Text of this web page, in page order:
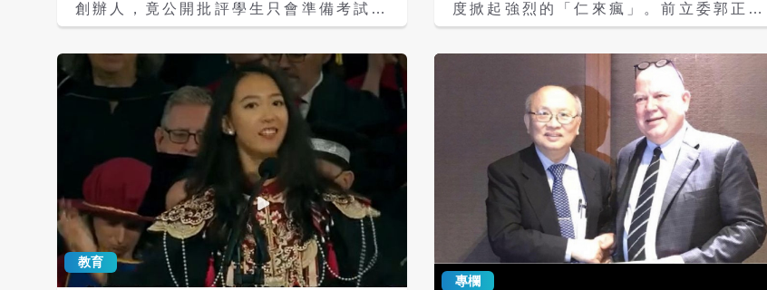
創辦人，竟公開批評學生只會準備考試
「找不到工作是應該的」？大陸職業教育
國人民大學哲學院舉辦職涯規劃講座，卻
因不滿現場學生反應冷淡，當場情緒失
控，多次以「你們非常差」等激烈言詞批
評學生，甚至提前離場、不開放提問，引
發外界譁然。事件延燒後，張小龍已透過
個人微博公開致歉，但相關爭議仍持續發
酵。 據現場流出的講座內容，本次活動
原以公職考試與職涯發展為主題，後來臨
時改為探討人工智慧（AI）發展趨勢。
張小龍在演講中花費相當篇幅分享自身投
資股票經驗，並認為未來最具潛力的發展
方向之一就是投資市場。 演講突失控
批學生「找不到工作是應該的」 然而，
度掀起強烈的「仁來瘋」。前立委郭正亮
表示，賴清德上任至今只會吹噓股市大
業的貧弱，且黃仁勳在賴清德任內已來台
5次，至今仍未見賴清德與官員，反倒與
台北市長蔣萬安頻繁互動，這反映出黃仁
勳對賴清德的真實評價，因為「黃仁勳不
覺得賴清德是在建設國家的人」，這才是
賴清德最大的危機。 全球AI晶片霸主輝
達（NVIDIA）執行長黃仁勳1日來台進
行，被視為AI產業最重要的風向球之一
的GTC（GPU Technology
Conference）Taipei 2026主題演
講，成為國際焦點。 郭正亮在在網路節
目《亮話天下》指出，黃仁勳是台灣的貴
人，帶動台灣AI產業的供應鏈發展，
教育
專欄